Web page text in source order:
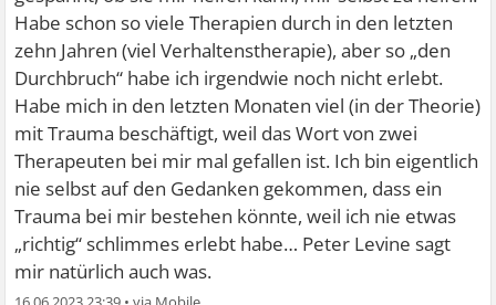
Habe schon so viele Therapien durch in den letzten
zehn Jahren (viel Verhaltenstherapie), aber so „den
Durchbruch“ habe ich irgendwie noch nicht erlebt.
Habe mich in den letzten Monaten viel (in der Theorie)
mit Trauma beschäftigt, weil das Wort von zwei
Therapeuten bei mir mal gefallen ist. Ich bin eigentlich
nie selbst auf den Gedanken gekommen, dass ein
Trauma bei mir bestehen könnte, weil ich nie etwas
„richtig“ schlimmes erlebt habe… Peter Levine sagt
mir natürlich auch was.